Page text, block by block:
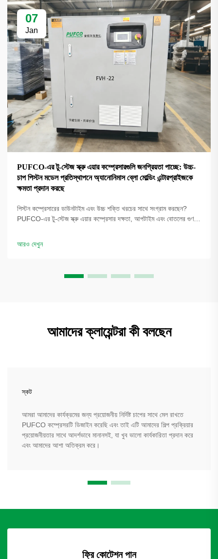
07
Jan
PUFCO-এর টু-স্টেজ স্ক্রু এয়ার কম্প্রেসারগুলি জনপ্রিয়তা পাচ্ছে: উচ্চ-
চাপ পিস্টন মডেল প্রতিস্থাপনে অ্যানোনিমাস ব্লো মোল্ডিং এন্টারপ্রাইজকে
ক্ষমতা প্রদান করছে
পিস্টন কম্প্রেসারের ডাউনটাইম এবং উচ্চ শক্তি খরচের সাথে সংগ্রাম করছেন?
PUFCO-এর টু-স্টেজ স্ক্রু এয়ার কম্প্রেসার দক্ষতা, আপটাইম এবং বোতলের গুণমান
আরও দেখুন
আমাদের ক্লায়েন্টরা কী বলছেন
স্কট
আমরা আমাদের কার্যক্রমের জন্য প্রয়োজনীয় নির্দিষ্ট চাপের সাথে মেল রাখতে
PUFCO কম্প্রেসরটি ডিজাইন করেছি এবং তাই এটি আমাদের শিল্প প্রক্রিয়ার
প্রয়োজনীয়তার সাথে আদর্শভাবে মানানসই, যা খুব ভালো কার্যকারিতা প্রদান করে
এবং আমাদের আশা অতিক্রম করে।
ফ্রি কোটেশন পান